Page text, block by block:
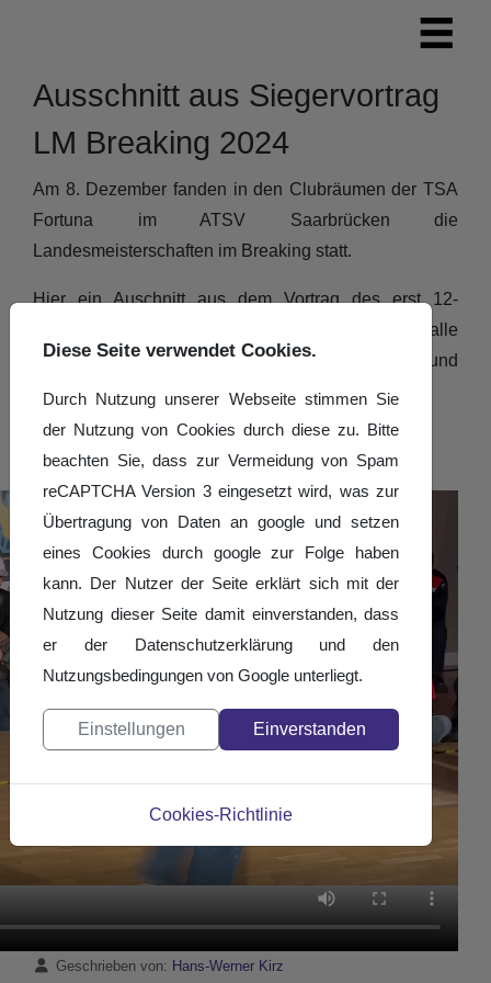
Ausschnitt aus Siegervortrag
LM Breaking 2024
Am 8. Dezember fanden in den Clubräumen der TSA
Fortuna im ATSV Saarbrücken die
Landesmeisterschaften im Breaking statt.
Hier ein Auschnitt aus dem Vortrag des erst 12-
jährigen Teoilnehmers "Buch" aus Straßburg, der alle
Wertungsrichter und das Publikum überzeugte und
das Turnier gewann!
DetailsGeschrieben von: Hans-Werner Kirz
Diese Seite verwendet Cookies.
Durch Nutzung unserer Webseite stimmen Sie
der Nutzung von Cookies durch diese zu. Bitte
beachten Sie, dass zur Vermeidung von Spam
reCAPTCHA Version 3 eingesetzt wird, was zur
Übertragung von Daten an google und setzen
eines Cookies durch google zur Folge haben
kann. Der Nutzer der Seite erklärt sich mit der
Nutzung dieser Seite damit einverstanden, dass
er der Datenschutzerklärung und den
Nutzungsbedingungen von Google unterliegt.
Einstellungen Einverstanden
Cookies-Richtlinie